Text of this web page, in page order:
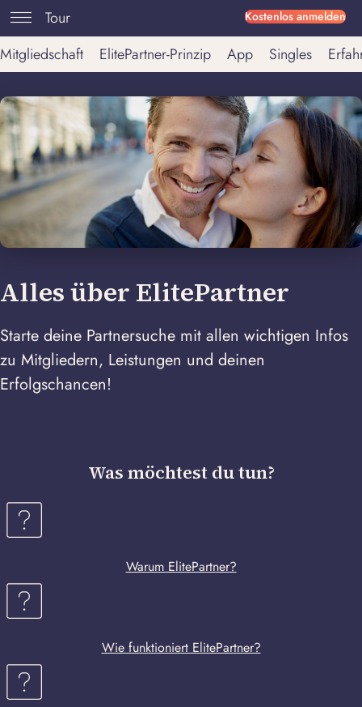
Kostenlos anmelden
Tour
Mitgliedschaft
ElitePartner-Prinzip App Singles
Alles über ElitePartner
Starte deine Partnersuche mit allen wichtigen Infos
zu Mitgliedern, Leistungen und deinen
Erfolgschancen!
Was möchtest du tun?
Warum ElitePartner?
Wie funktioniert ElitePartner?